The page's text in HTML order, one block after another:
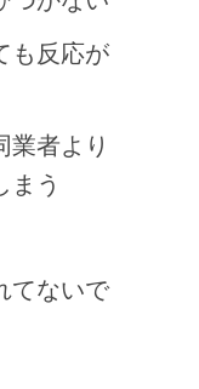
も反応が
者より
まう
てないで